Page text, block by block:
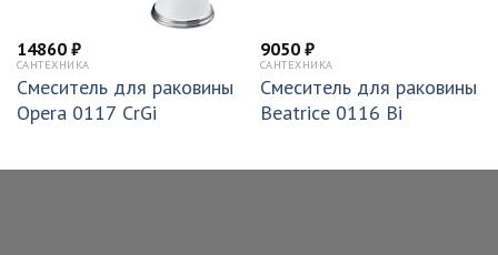
14860 ₽
САНТЕХНИКА
Смеситель для раковины
Opera 0117 CrGi
9050 ₽
САНТЕХНИКА
Смеситель для раковины
Beatrice 0116 Bi